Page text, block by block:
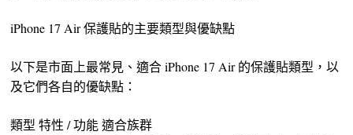
iPhone 17 Air 保護貼的主要類型與優缺點
以下是市面上最常見、適合 iPhone 17 Air 的保護貼類型，以
及它們各自的優缺點：
類型 特性 / 功能 適合族群